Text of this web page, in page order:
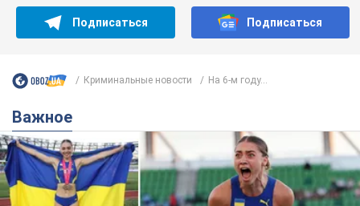
Подписаться Подписаться
Криминальные новости На 6-м году...
Важное